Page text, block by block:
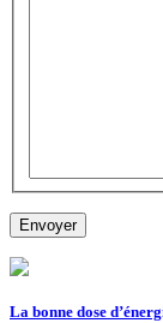
La bonne dose